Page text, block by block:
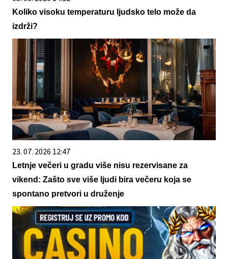
Koliko visoku temperaturu ljudsko telo može da
izdrži?
23. 07. 2026 12:47
Letnje večeri u gradu više nisu rezervisane za
vikend: Zašto sve više ljudi bira večeru koja se
spontano pretvori u druženje